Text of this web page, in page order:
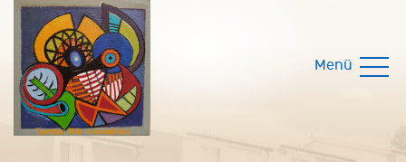
Menü